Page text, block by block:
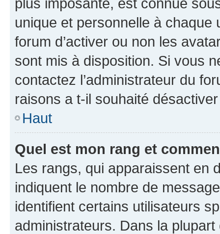
unique et personnelle à chaque
forum d’activer ou non les
sont mis à disposition. Si vous
contactez l’administrateur du
raisons a t-il souhaité
Haut
Quel est mon rang et
Les rangs, qui apparaissent en
indiquent le nombre de
identifient certains utilisateurs
administrateurs. Dans la